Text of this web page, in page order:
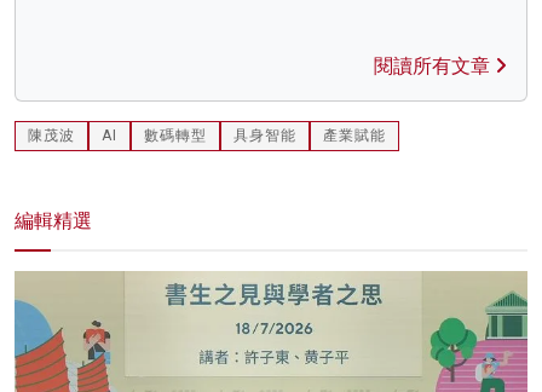
閱讀所有文章
陳茂波 AI 數碼轉型 具身智能 產業賦能
編輯精選